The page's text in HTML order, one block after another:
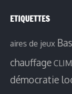
ETIQUETTES
aires de jeux
chauffage
démocratie